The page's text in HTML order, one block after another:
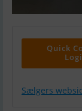
Quick
Sælgers